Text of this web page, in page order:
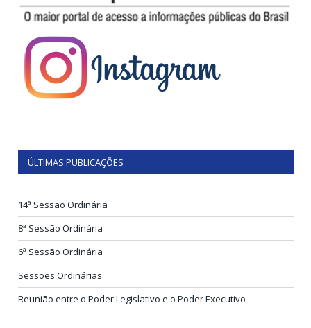
ÚLTIMAS PUBLICAÇÕES
14ª Sessão Ordinária
8ª Sessão Ordinária
6ª Sessão Ordinária
Sessões Ordinárias
Reunião entre o Poder Legislativo e o Poder Executivo